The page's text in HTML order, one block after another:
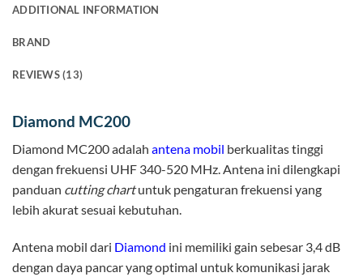
ADDITIONAL INFORMATION
BRAND
REVIEWS (13)
Diamond MC200
Diamond MC200 adalah antena mobil berkualitas tinggi
dengan frekuensi UHF 340-520 MHz. Antena ini dilengkapi
panduan cutting chartuntuk pengaturan frekuensi yang
lebih akurat sesuai kebutuhan.
Antena mobil dari Diamond ini memiliki gain sebesar 3,4 dB
dengan daya pancar yang optimal untuk komunikasi jarak